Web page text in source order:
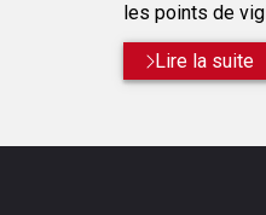
les points de
Lire la suite